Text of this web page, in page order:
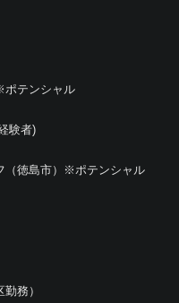
テンシャル
験者)
（徳島市）※ポテンシャル
務）